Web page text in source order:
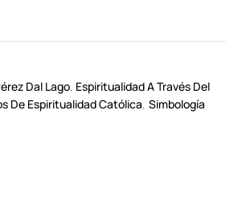
Dal Lago, Espiritualidad A Través Del
De Espiritualidad Católica, Simbología